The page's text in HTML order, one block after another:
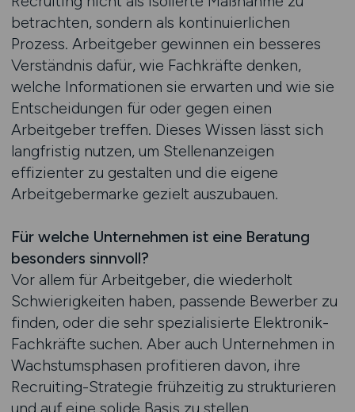
betrachten, sondern als kontinuierlichen
Prozess. Arbeitgeber gewinnen ein besseres
Verständnis dafür, wie Fachkräfte denken,
welche Informationen sie erwarten und wie sie
Entscheidungen für oder gegen einen
Arbeitgeber treffen. Dieses Wissen lässt sich
langfristig nutzen, um Stellenanzeigen
effizienter zu gestalten und die eigene
Arbeitgebermarke gezielt auszubauen.
Für welche Unternehmen ist eine Beratung
besonders sinnvoll?
Vor allem für Arbeitgeber, die wiederholt
Schwierigkeiten haben, passende Bewerber zu
finden, oder die sehr spezialisierte Elektronik-
Fachkräfte suchen. Aber auch Unternehmen in
Wachstumsphasen profitieren davon, ihre
Recruiting-Strategie frühzeitig zu strukturieren
und auf eine solide Basis zu stellen.